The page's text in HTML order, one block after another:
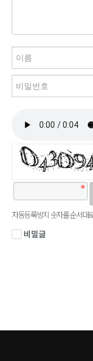
자동등록방지 숫자를 순서대
비밀글